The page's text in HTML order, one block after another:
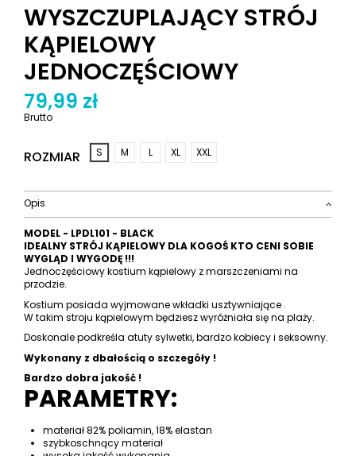
WYSZCZUPLAJĄCY STRÓJ
KĄPIELOWY
JEDNOCZĘŚCIOWY
79,99 zł
Brutto
ROZMIAR S M L XL XXL
Opis
MODEL - LPDL101 - BLACK
IDEALNY STRÓJ KĄPIELOWY DLA KOGOŚ KTO CENI SOBIE
WYGLĄD I WYGODĘ !!!
Jednoczęściowy kostium kąpielowy z marszczeniami na
przodzie.
Kostium posiada wyjmowane wkładki usztywniające .
W takim stroju kąpielowym będziesz wyróżniała się na plaży.
Doskonale podkreśla atuty sylwetki, bardzo kobiecy i seksowny.
Wykonany z dbałością o szczegóły !
Bardzo dobra jakość !
PARAMETRY:
materiał 82% poliamin, 18% elastan
szybkoschnący materiał